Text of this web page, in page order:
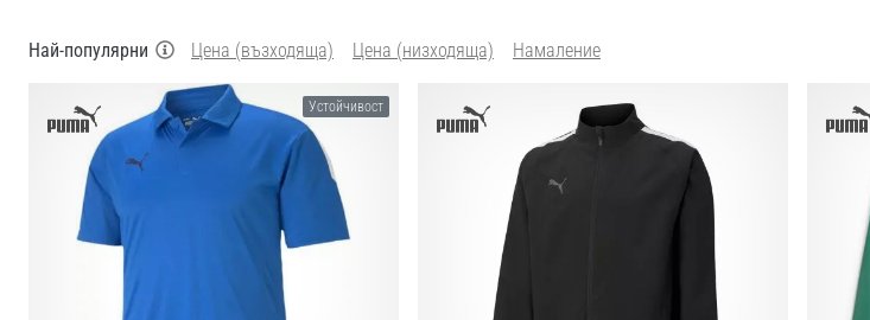
Най-популярни Цена (възходяща) Цена (низходяща) Намаление
Устойчивост